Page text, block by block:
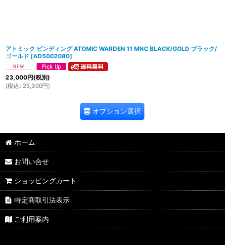
アトミック ビンディング ATOMIC WARDEN 11 MNC BLACK/GOLD ブラック/
ゴールド [AD5002080]
23,000円(税別)
(税込 : 25,300円)
オプション選択
ホーム
お問い合せ
ショッピングカート
特定商取引法表示
ご利用案内